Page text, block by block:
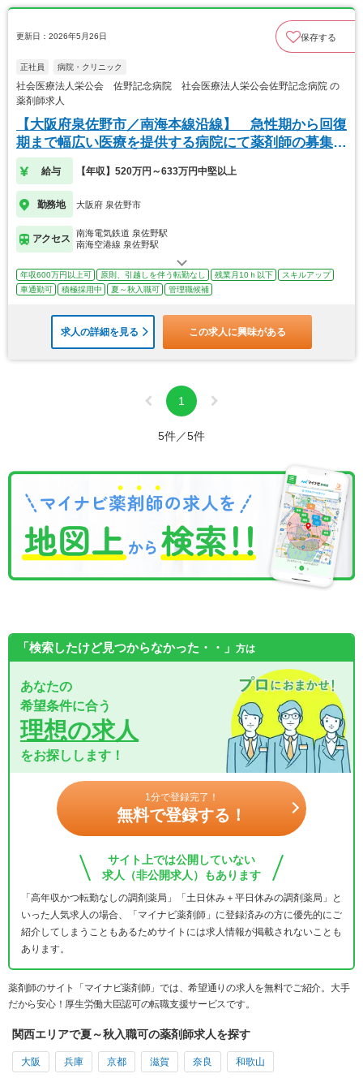
更新日：2026年5月26日 保存する
正社員 病院・クリニック
社会医療法人栄公会 佐野記念病院 社会医療法人栄公会佐野記念病院 の
薬剤師求人
【大阪府泉佐野市／南海本線沿線】 急性期から回復
期まで幅広い医療を提供する病院にて薬剤師の募集で
す！
給与 【年収】520万円～633万円中堅以上
勤務地 大阪府 泉佐野市
アクセス
南海電気鉄道 泉佐野駅
南海空港線 泉佐野駅
年収600万円以上可 原則、引越しを伴う転勤なし 残業月10ｈ以下
スキルアップ
車通勤可
積極採用中 夏～秋入職可 管理職候補
求人の詳細を見る この求人に興味がある
1
5件／5件
「検索したけど見つからなかった・・」 方は
あなたの
希望条件に合う
理想の求人
をお探しします！
1分で登録完了！
無料で登録する！
サイト上では公開していない
求人（非公開求人）もあります
「高年収かつ転勤なしの調剤薬局」「土日休み＋平日休みの調剤薬局」と
いった人気求人の場合、「マイナビ薬剤師」に登録済みの方に優先的にご
紹介してしまうこともあるためサイトには求人情報が掲載されないことも
あります。
薬剤師のサイト「マイナビ薬剤師」では、希望通りの求人を無料でご紹介。大手
だから安心！厚生労働大臣認可の転職支援サービスです。
関西エリアで夏～秋入職可の薬剤師求人を探す
大阪 兵庫 京都 滋賀 奈良 和歌山